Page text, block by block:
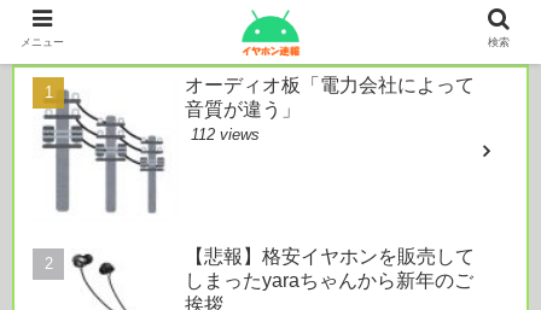
本日のおすすめ
オーディオ板「電力会社によって
音質が違う」
112 views
【悲報】格安イヤホンを販売して
しまったyaraちゃんから新年のご
挨拶
メニュー 検索